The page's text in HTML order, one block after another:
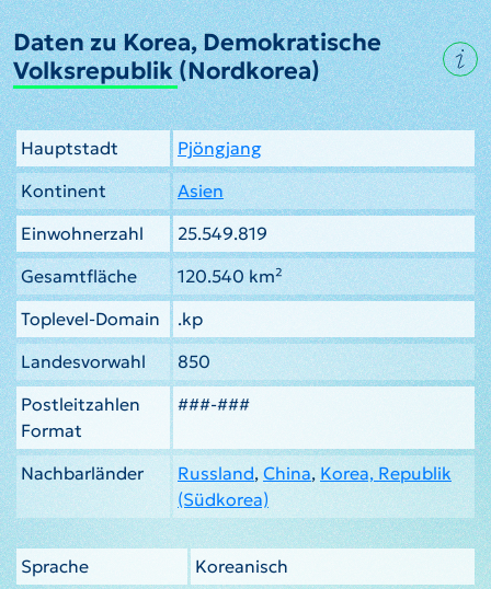
Daten zu Korea, Demokratische
Volksrepublik (Nordkorea)
Hauptstadt
Pjöngjang
Kontinent
Asien
Einwohnerzahl
25.549.819
Gesamtfläche
120.540 km²
Toplevel-Domain
.kp
Landesvorwahl
850
Postleitzahlen
Format
###-###
Nachbarländer Russland,China, Korea, Republik
(Südkorea)
Sprache Koreanisch